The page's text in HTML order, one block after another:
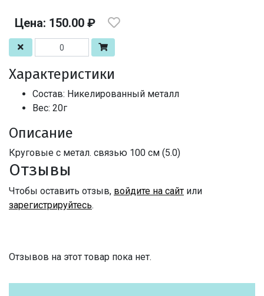
Цена: 150.00 ₽
Характеристики
Состав: Никелированный металл
Вес: 20г
Описание
Круговые с метал. связью 100 см (5.0)
Отзывы
Чтобы оставить отзыв, войдите на сайт или
зарегистрируйтесь.
Отзывов на этот товар пока нет.